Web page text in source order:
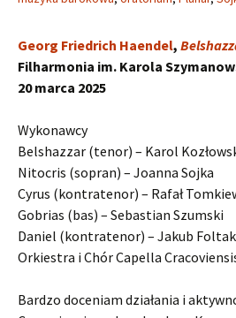
Georg Friedrich Haendel,
Filharmonia im. Karola
20 marca 2025
Wykonawcy
Belshazzar (tenor) – Karol
Nitocris (sopran) – Joanna Sojka
Cyrus (kontratenor) – Rafał
Gobrias (bas) – Sebastian Szumski
Daniel (kontratenor) – Jakub Foltak
Orkiestra i Chór Capella
Bardzo doceniam działania i